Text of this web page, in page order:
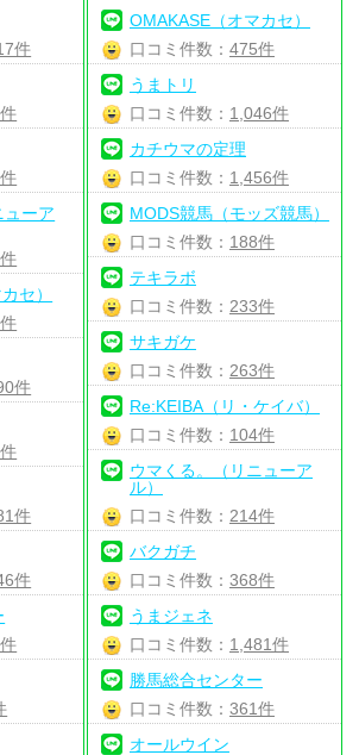
件
ューア
セ）
件
件
件
OMAKASE（オマカセ）
口コミ件数： 475件
うまトリ
口コミ件数： 1,046件
カチウマの定理
口コミ件数： 1,456件
MODS競馬（モッズ競馬）
口コミ件数： 188件
テキラボ
口コミ件数： 233件
サキガケ
口コミ件数： 263件
Re:KEIBA（リ・ケイバ）
口コミ件数： 104件
ウマくる。（リニューア
ル）
口コミ件数： 214件
バクガチ
口コミ件数： 368件
うまジェネ
口コミ件数： 1,481件
勝馬総合センター
口コミ件数： 361件
オールウイン